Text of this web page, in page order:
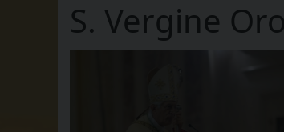
S. Vergine